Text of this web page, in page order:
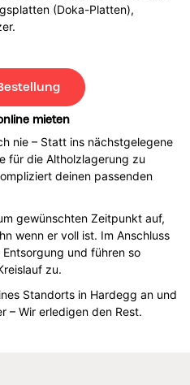
(Doka-Platten),
mieten
nie – Statt ins nächstgelegene
für die Altholzlagerung zu
deinen passenden
gewünschten Zeitpunkt auf,
wenn er voll ist. Im Anschluss
und führen so
zu.
Standorts in Hardegg an und
– Wir erledigen den Rest.